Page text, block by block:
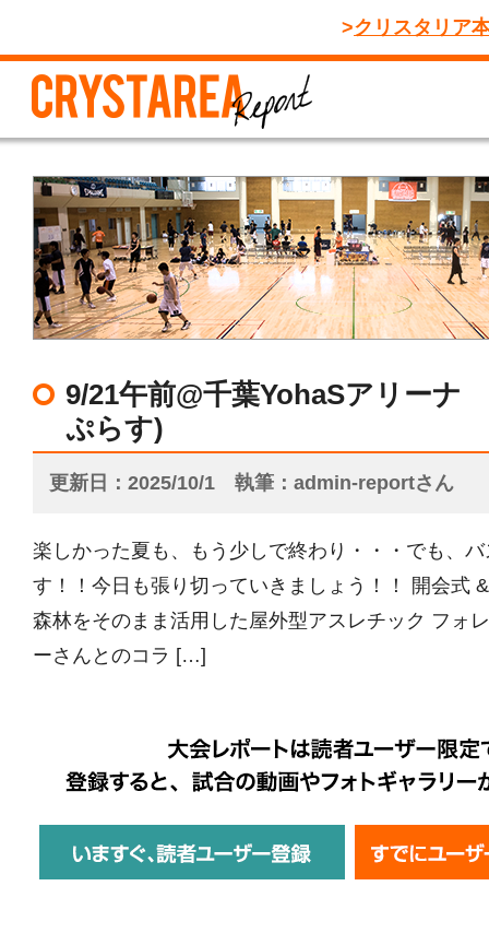
クリスタリア
9/21午前@千葉YohaSアリーナ
ぷらす)
更新日 2025/10/1 執筆 admin-reportさん
楽しかった夏も、もう少しで終わり・・・でも、
す！！今日も張り切っていきましょう！！ 開会式
森林をそのまま活用した屋外型アスレチック フォ
ーさんとのコラ […]